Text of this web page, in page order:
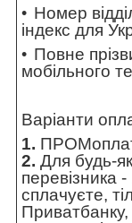
Номер
індекс для
Повне
мобільного
Варіанти
1.
2. Для будь-
перевізника
сплачуєте,